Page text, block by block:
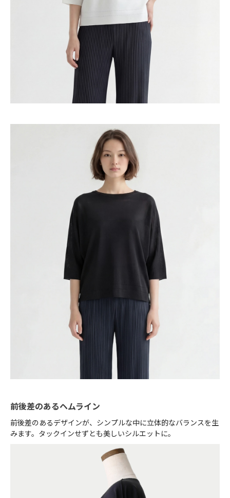
前後差のあるヘムライン
前後差のあるデザインが、シンプルな中に立体的なバランスを生
みます。タックインせずとも美しいシルエットに。